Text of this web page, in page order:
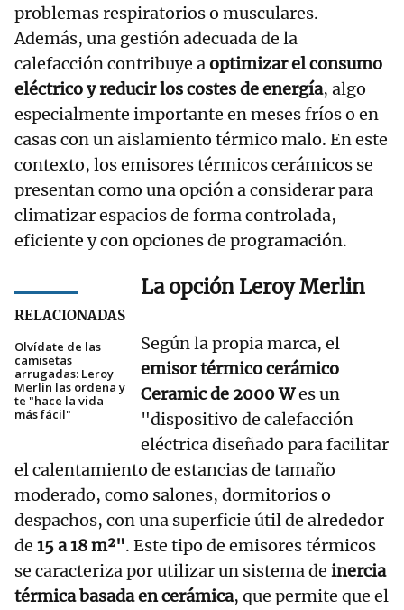
problemas respiratorios o musculares.
Además, una gestión adecuada de la
calefacción contribuye aoptimizar el consumo
eléctrico y reducir los costes de energía, algo
especialmente importante en meses fríos o en
casas con un aislamiento térmico malo. En este
contexto, los emisores térmicos cerámicos se
presentan como una opción a considerar para
climatizar espacios de forma controlada,
eficiente y con opciones de programación.
RELACIONADAS
Olvídate de las
camisetas
arrugadas: Leroy
Merlin las ordena y
te "hace la vida
más fácil"
La opción Leroy Merlin
Según la propia marca, el
emisor térmico cerámico
Ceramic de 2000 Wes un
"dispositivo de calefacción
eléctrica diseñado para facilitar
el calentamiento de estancias de tamaño
moderado, como salones, dormitorios o
despachos, con una superficie útil de alrededor
de 15 a 18 m²". Este tipo de emisores térmicos
se caracteriza por utilizar un sistema de inercia
térmica basada en cerámica, que permite que el